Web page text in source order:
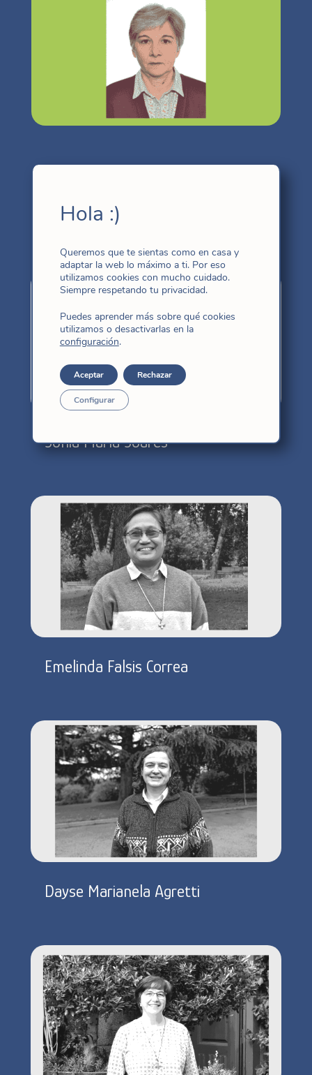
Más congregadas
Sonia María Soares
Emelinda Falsis Correa
Dayse Marianela Agretti
Hola :)
Queremos que te sientas como en casa y
adaptar la web lo máximo a ti. Por eso
utilizamos cookies con mucho cuidado.
Siempre respetando tu privacidad.
Puedes aprender más sobre qué cookies
utilizamos o desactivarlas en la
configuración.
Aceptar Rechazar
Configurar